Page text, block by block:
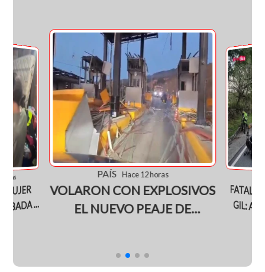
horas
Y
PAÍS Hace 12 horas
VOLARON CON EXPLOSIVOS
EL NUEVO PEAJE DE
FATAL
GIL: